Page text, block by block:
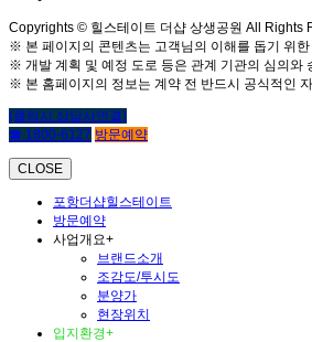
Copyrights © 힐스테이트 더샵 상생공원 All Rights
※ 본 페이지의 콘텐츠는 고객님의 이해를 돕기 위
※ 개발 계획 및 예정 도로 등은 관계 기관의 심의와
※ 본 홈페이지의 정보는 계약 전 반드시 공식적인
(클릭시 상담사연결)
☎ 1800-6127 방문예약
CLOSE
포항더샵힐스테이트
방문예약
사업개요+
브랜드소개
조감도/투시도
분양가
현장위치
입지환경+